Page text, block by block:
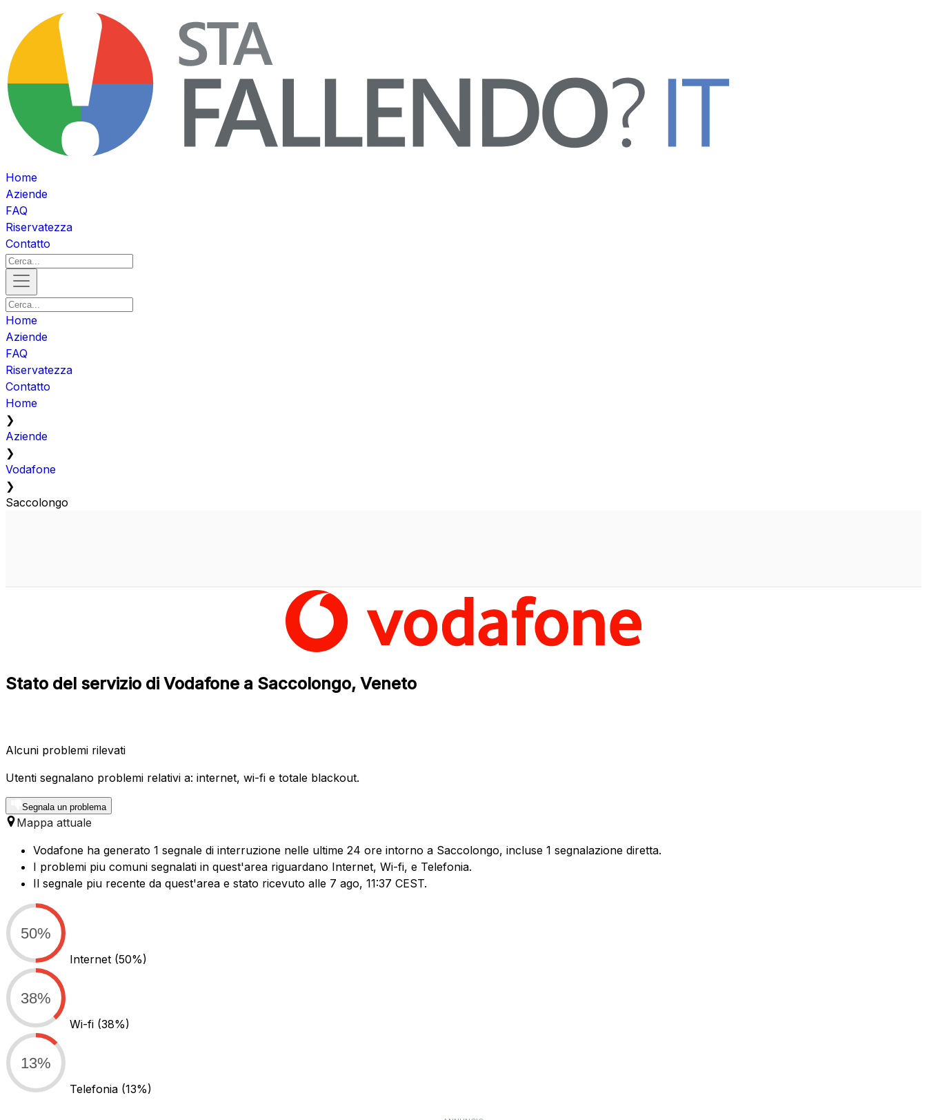
Home
Aziende
FAQ
Riservatezza
Contatto
Home
Aziende
FAQ
Riservatezza
Contatto
Home
❯
Aziende
❯
Vodafone
❯
Saccolongo
Stato del servizio di Vodafone a Saccolongo, Veneto
Alcuni problemi rilevati
Utenti segnalano problemi relativi a: internet, wi-fi e totale blackout.
Segnala un problema
Mappa attuale
Vodafone ha generato 1 segnale di interruzione nelle ultime 24 ore intorno a Saccolongo, incluse 1 segnalazione diretta.
I problemi piu comuni segnalati in quest'area riguardano Internet, Wi-fi, e Telefonia.
Il segnale piu recente da quest'area e stato ricevuto alle 7 ago, 11:37 CEST.
50%
Internet (50%)
38%
Wi-fi (38%)
13%
Telefonia (13%)